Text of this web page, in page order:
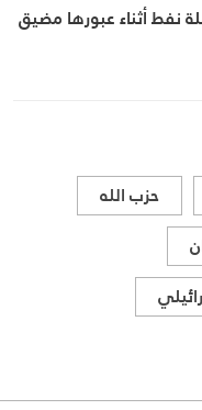
نفط أثناء عبورها مضيق
حزب الله